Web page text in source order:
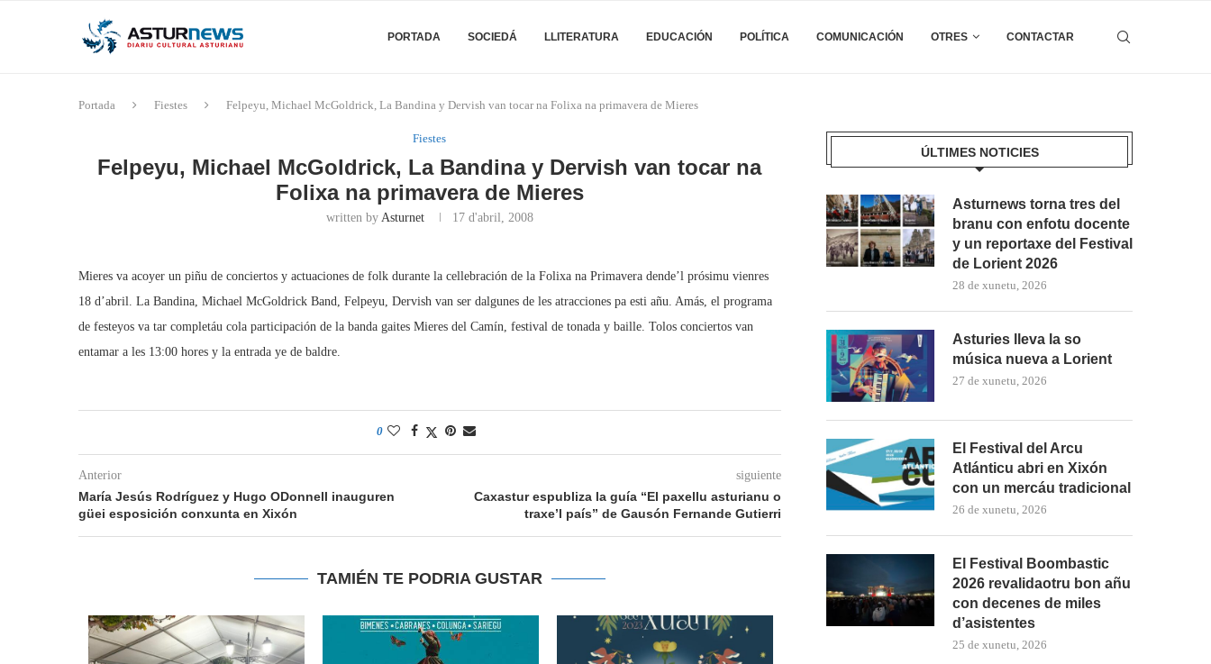
PORTADA SOCIEDÁ LLITERATURA EDUCACIÓN POLÍTICA COMUNICACIÓN OTRES CONTACTAR
Portada Fiestes Felpeyu, Michael McGoldrick, La Bandina y Dervish van tocar na Folixa na primavera de Mieres
Fiestes
Felpeyu, Michael McGoldrick, La Bandina y Dervish van tocar na
Folixa na primavera de Mieres
written by Asturnet 17 d'abril, 2008
Mieres va acoyer un piñu de conciertos y actuaciones de folk durante la cellebración de la Folixa na Primavera dende’l prósimu vienres
18 d’abril. La Bandina, Michael McGoldrick Band, Felpeyu, Dervish van ser dalgunes de les atracciones pa esti añu. Amás, el programa
de festeyos va tar completáu cola participación de la banda gaites Mieres del Camín, festival de tonada y baille. Tolos conciertos van
entamar a les 13:00 hores y la entrada ye de baldre.
0
Anterior
María Jesús Rodríguez y Hugo ODonnell inauguren
güei esposición conxunta en Xixón
siguiente
Caxastur espubliza la guía “El paxellu asturianu o
traxe’l país” de Gausón Fernande Gutierri
TAMIÉN TE PODRIA GUSTAR
ÚLTIMES NOTICIES
Asturnews torna tres del
branu con enfotu docente
y un reportaxe del Festival
de Lorient 2026
28 de xunetu, 2026
Asturies lleva la so
música nueva a Lorient
27 de xunetu, 2026
El Festival del Arcu
Atlánticu abri en Xixón
con un mercáu tradicional
26 de xunetu, 2026
El Festival Boombastic
2026 revalidaotru bon añu
con decenes de miles
d’asistentes
25 de xunetu, 2026